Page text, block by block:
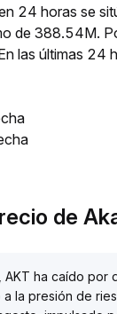
24 horas se
de 388.54M.
las últimas
de
AKT ha caído por
a la presión de